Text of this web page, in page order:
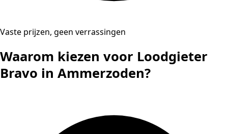
Vaste prijzen, geen verrassingen
Waarom kiezen voor Loodgieter
Bravo in Ammerzoden?